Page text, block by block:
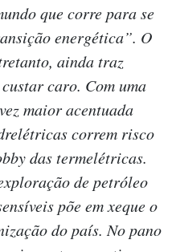
que corre para se
energética”. O
ainda traz
caro. Com uma
maior acentuada
correm risco
das termelétricas.
de petróleo
põe em xeque o
do país. No pano